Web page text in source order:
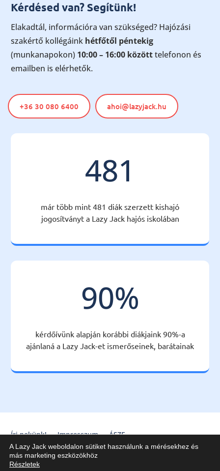
Kérdésed van? Segítünk!
Elakadtál, információra van szükséged? Hajózási
szakértő kollégáink hétfőtől péntekig
(munkanapokon) 10:00 – 16:00 közötttelefonon és
emailben is elérhetők.
+36 30 080 6400 ahoi@lazyjack.hu
481
már több mint 481 diák szerzett kishajó
jogosítványt a Lazy Jack hajós iskolában
90%
kérdőívünk alapján korábbi diákjaink 90%-a
ajánlaná a Lazy Jack-et ismerőseinek, barátainak
Írj nekünk! Impresszum
ÁSZF
Lazy Jack Kft. © 2020-2025
A Lazy Jack weboldalon sütiket használunk a mérésekhez és
más marketing eszközökhöz
Részletek